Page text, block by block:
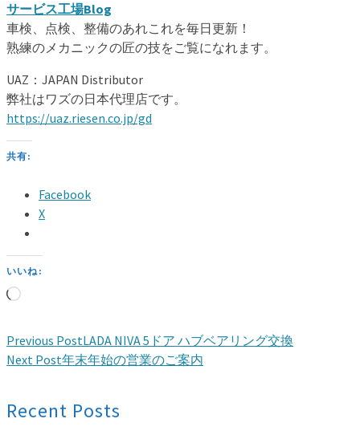
サービス工場Blog
車検、点検、整備のあれこれを毎日更新！
熟練のメカニックの匠の技をご覧になれます。
UAZ：JAPAN Distributor
弊社はワズの日本代理店です。
https://uaz.riesen.co.jp/gd
共有:
Facebook
X
いいね:
読
込
み
Previous PostLADA NIVA 5ドア ハブベアリング交換
Next Post年末年始の営業のご案内
Recent Posts